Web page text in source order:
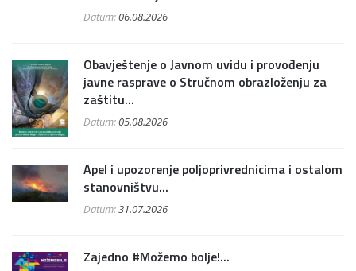
Datum:06.08.2026
Obavještenje o Javnom uvidu i provođenju
javne rasprave o Stručnom obrazloženju za
zaštitu...
Datum:05.08.2026
Apel i upozorenje poljoprivrednicima i ostalom
stanovništvu...
Datum:31.07.2026
Zajedno #Možemo bolje!...